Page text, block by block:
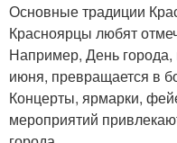
Основные традиции
Красноярцы любят
Например, День города,
июня, превращается в
Концерты, ярмарки,
мероприятий